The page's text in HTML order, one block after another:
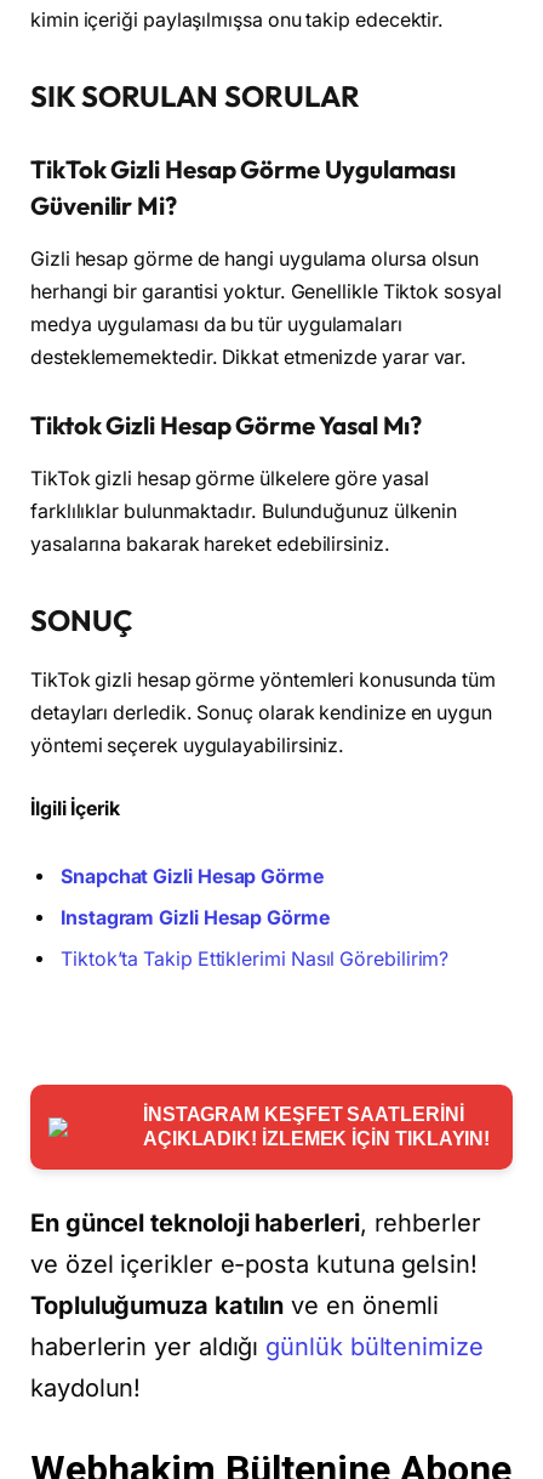
kimin içeriği paylaşılmışsa onu takip edecektir.
SIK SORULAN SORULAR
TikTok Gizli Hesap Görme Uygulaması
Güvenilir Mi?
Gizli hesap görme de hangi uygulama olursa olsun
herhangi bir garantisi yoktur. Genellikle Tiktok sosyal
medya uygulaması da bu tür uygulamaları
desteklememektedir. Dikkat etmenizde yarar var.
Tiktok Gizli Hesap Görme Yasal Mı?
TikTok gizli hesap görme ülkelere göre yasal
farklılıklar bulunmaktadır. Bulunduğunuz ülkenin
yasalarına bakarak hareket edebilirsiniz.
SONUÇ
TikTok gizli hesap görme yöntemleri konusunda tüm
detayları derledik. Sonuç olarak kendinize en uygun
yöntemi seçerek uygulayabilirsiniz.
İlgili İçerik
Snapchat Gizli Hesap Görme
Instagram Gizli Hesap Görme
Tiktok’ta Takip Ettiklerimi Nasıl Görebilirim?
İNSTAGRAM KEŞFET SAATLERİNİ
AÇIKLADIK! İZLEMEK İÇİN TIKLAYIN!
En güncel teknoloji haberleri, rehberler
ve özel içerikler e-posta kutuna gelsin!
Topluluğumuza katılın ve en önemli
haberlerin yer aldığı günlük bültenimize
kaydolun!